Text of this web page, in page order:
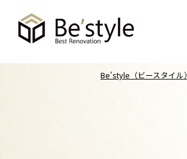
Be'style（ビースタイル）